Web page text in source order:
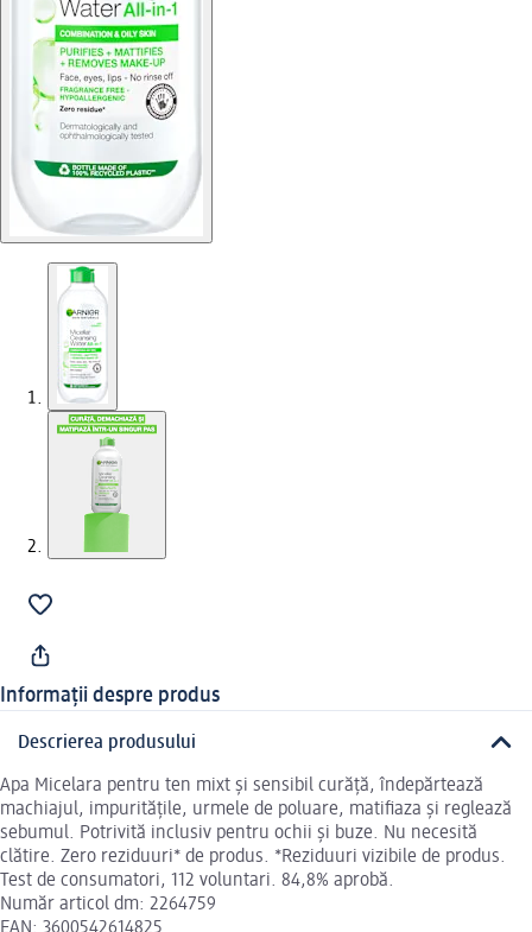
Informații despre produs
Descrierea produsului
Apa Micelara pentru ten mixt și sensibil curăță, îndepărtează
machiajul, impuritățile, urmele de poluare, matifiaza și reglează
sebumul. Potrivită inclusiv pentru ochii și buze. Nu necesită
clătire. Zero reziduuri* de produs. *Reziduuri vizibile de produs.
Test de consumatori, 112 voluntari. 84,8% aprobă.
Număr articol dm: 2264759
EAN: 3600542614825